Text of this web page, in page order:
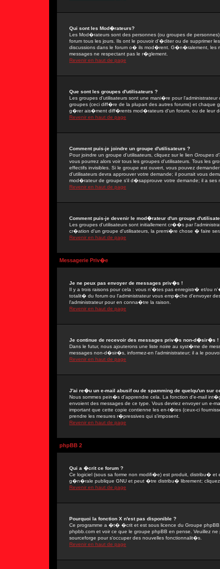
Qui sont les Mod�rateurs?
Les Mod�rateurs sont des personnes (ou groupes de
forum tous les jours. Ils ont le pouvoir d'�diter ou de supprimer
discussions dans le forum o� ils mod�rent. G�n�ralement,
messages ne respectant pas le r�glement.
Revenir en haut de page
Que sont les groupes d'utilisateurs ?
Les groupes d'utilisateurs sont une mani�re pour
groupes (ceci diff�re de la plupart des autres forums) et
g�rer ais�ment diff�rents mod�rateurs d'un forum, ou de leur
Revenir en haut de page
Comment puis-je joindre un groupe d'utilisateurs ?
Pour joindre un groupe d'utilisateurs, cliquez sur le lien Groupes
vous pourrez alors voir tous les groupes d'utilisateurs. Tous les
effectifs invisibles. Si le groupe est ouvert, vous pouvez
d'utilisateurs devra approuver votre demande; il pourrait vous
mod�rateur de groupe s'il d�sapprouve votre demande; il a ses
Revenir en haut de page
Comment puis-je devenir le mod�rateur d'un groupe
Les groupes d'utilisateurs sont initiallement cr��s par
cr�ation d'un groupe d'utilisateurs, la premi�re chose � faire
Revenir en haut de page
Messagerie Priv�e
Je ne peux pas envoyer de messages priv�s !
Il y a trois raisons pour cela : vous n'�tes pas enregistr� et/ou
totalit� du forum ou l'administrateur vous emp�che d'envoyer
l'administrateur pour en conna�tre la raison.
Revenir en haut de page
Je continue de recevoir des messages priv�s non-d�sir�s !
Dans le futur, nous ajouterons une liste noire au syst�me de
messages non-d�sir�s, informez-en l'administrateur; il a le
Revenir en haut de page
J'ai re�u un e-mail abusif ou de spamming de quelqu'un sur
Nous sommes pein�s d'apprendre cela. La fonction d'e-mail
envoient des messages de ce type. Vous devriez envoyer un e-
important que cette copie contienne les en-t�tes (ceux-ci
prendre les mesures r�pressives qui s'imposent.
Revenir en haut de page
phpBB 2
Qui a �crit ce forum ?
Ce logiciel (sous sa forme non modifi�e) est produit, distribu� et
g�n�rale publique GNU et peut �tre distribu� librement;
Revenir en haut de page
Pourquoi la fonction X n'est pas disponible ?
Ce programme a �t� �crit et est sous licence du Groupe
phpbb.com et voir ce que le groupe phpBB en pense. Veuillez
sourceforge pour s'occuper des nouvelles fonctionnalit�s.
Revenir en haut de page